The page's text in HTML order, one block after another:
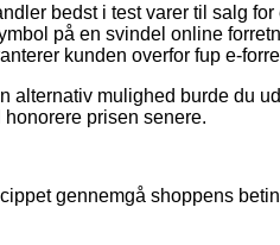
bedst i test varer til salg
på en svindel online
kunden overfor fup e-
alternativ mulighed burde du
prisen senere.
gennemgå shoppens